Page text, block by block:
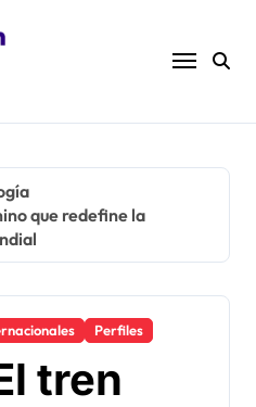
que redefine la
Perfiles
tren